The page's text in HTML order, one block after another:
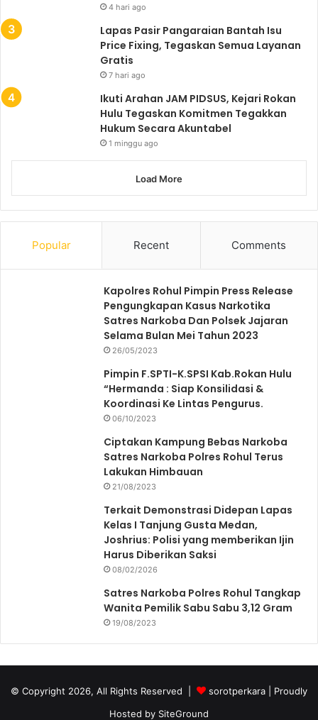
4 hari ago
Lapas Pasir Pangaraian Bantah Isu
Price Fixing, Tegaskan Semua Layanan
Gratis
7 hari ago
Ikuti Arahan JAM PIDSUS, Kejari Rokan
Hulu Tegaskan Komitmen Tegakkan
Hukum Secara Akuntabel
1 minggu ago
Load More
Popular Recent Comments
Kapolres Rohul Pimpin Press Release
Pengungkapan Kasus Narkotika
Satres Narkoba Dan Polsek Jajaran
Selama Bulan Mei Tahun 2023
26/05/2023
Pimpin F.SPTI-K.SPSI Kab.Rokan Hulu
“Hermanda : Siap Konsilidasi &
Koordinasi Ke Lintas Pengurus.
06/10/2023
Ciptakan Kampung Bebas Narkoba
Satres Narkoba Polres Rohul Terus
Lakukan Himbauan
21/08/2023
Terkait Demonstrasi Didepan Lapas
Kelas I Tanjung Gusta Medan,
Joshrius: Polisi yang memberikan Ijin
Harus Diberikan Saksi
08/02/2026
Satres Narkoba Polres Rohul Tangkap
Wanita Pemilik Sabu Sabu 3,12 Gram
19/08/2023
© Copyright 2026, All Rights Reserved | sorotperkara
| Proudly
Hosted by SiteGround